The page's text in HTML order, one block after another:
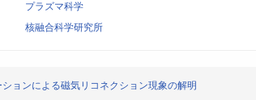
プラズマ科学
核融合科学研究所
ョンによる磁気リコネクション現象の解明